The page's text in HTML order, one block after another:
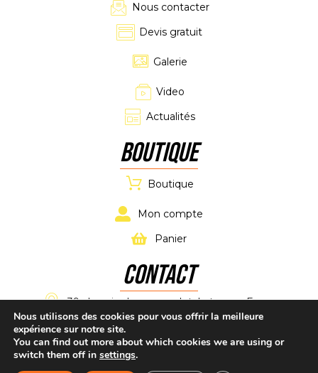
Nous contacter
Devis gratuit
Galerie
Video
Actualités
Boutique
Boutique
Mon compte
Panier
CONTACT
39 chemin de maucoulet, Latresne, France
alpkartracing@gmail.com
+33 7 61 11 02 11
Nous utilisons des cookies pour vous offrir la meilleure
expérience sur notre site.
You can find out more about which cookies we are using or
switch them off in settings.